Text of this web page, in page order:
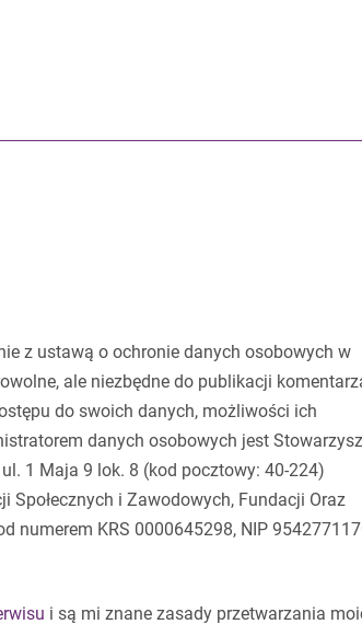
z ustawą o ochronie danych osobowych w
ale niezbędne do publikacji
do swoich danych, możliwości ich
danych osobowych jest
1 Maja 9 lok. 8 (kod pocztowy: 40-224)
Społecznych i Zawodowych, Fundacji Oraz
numerem KRS 0000645298, NIP
i są mi znane zasady przetwarzania